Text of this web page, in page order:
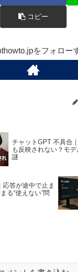
コピー
をフォロー
チャットGPT 不具合
も反映されない？モ
謎
答が途中で止ま
る“使えない”問